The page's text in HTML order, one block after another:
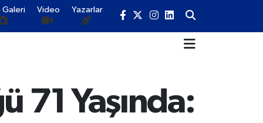
Galeri Video Yazarlar
71 Yaşında: